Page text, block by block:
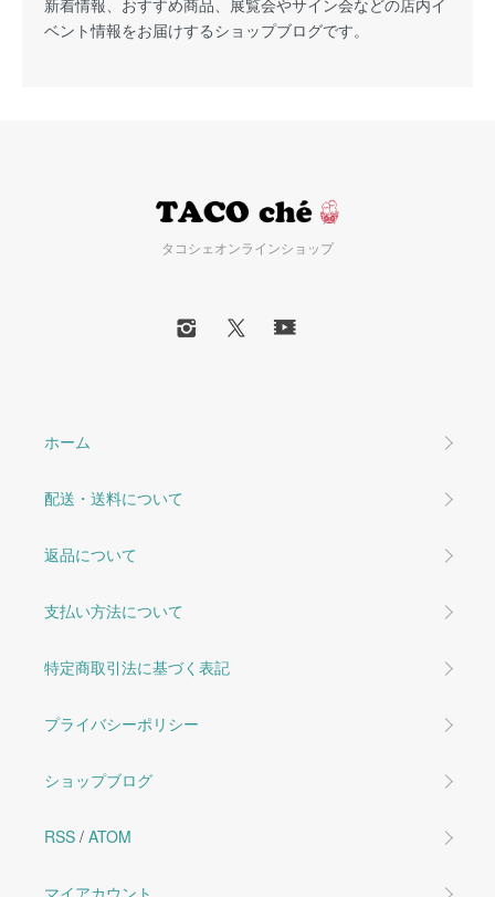
新着情報、おすすめ商品、展覧会やサイン会などの店内イ
ベント情報をお届けするショップブログです。
タコシェオンラインショップ
ホーム
配送・送料について
返品について
支払い方法について
特定商取引法に基づく表記
プライバシーポリシー
ショップブログ
RSS / ATOM